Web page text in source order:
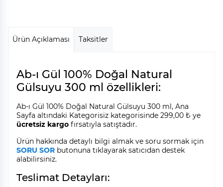
Ürün Açıklaması Taksitler
Ab-ı Gül 100% Doğal Natural
Gülsuyu 300 ml özellikleri:
Ab-ı Gül 100% Doğal Natural Gülsuyu 300 ml, Ana
Sayfa altındaki Kategorisiz kategorisinde 299,00 ₺ ye
ücretsiz kargo fırsatıyla satıştadır.
Ürün hakkında detaylı bilgi almak ve soru sormak için
SORU SOR butonuna tıklayarak satıcıdan destek
alabilirsiniz.
Teslimat Detayları: